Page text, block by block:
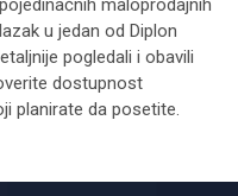
maloprodajnih
u jedan od Diplon
pogledali i obavili
dostupnost
planirate da posetite.